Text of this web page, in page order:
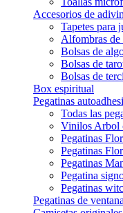
Accesorios de
Tapetes para
Alfombras de
Bolsas de
Bolsas de
Bolsas de
Box espiritual
Pegatinas
Todas las
Vinilos Arbol
Pegatinas
Pegatinas
Pegatinas
Pegatina
Pegatinas
Pegatinas de ventana